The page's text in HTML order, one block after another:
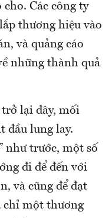
Các công ty
thương hiệu vào
và quảng cáo
những thành quả
lại đây, mối
đầu lung lay.
như trước, một số
đi để đến với
và cũng để đạt
chỉ một thương